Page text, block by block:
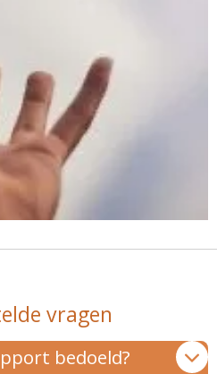
vragen
bedoeld?